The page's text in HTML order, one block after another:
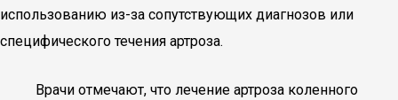
использованию из-за сопутствующих диагнозов или
специфического течения артроза.
Врачи отмечают, что лечение артроза коленного